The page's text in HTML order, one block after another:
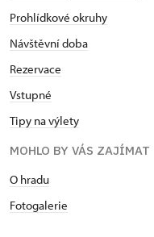
Prohlídkové okruhy
Návštěvní doba
Rezervace
Vstupné
Tipy na výlety
MOHLO BY VÁS ZAJÍMAT
O hradu
Fotogalerie